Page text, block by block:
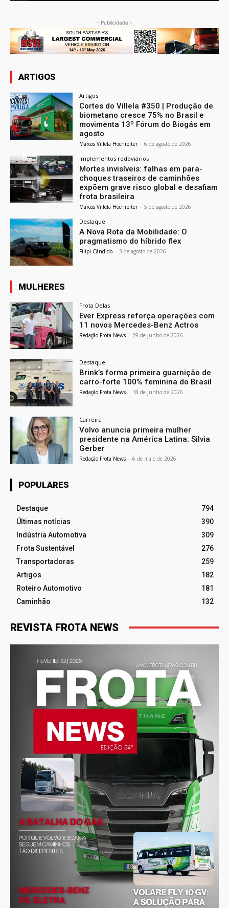
- Publicidade -
ARTIGOS
Artigos
Cortes do Villela #350 | Produção de
biometano cresce 75% no Brasil e
movimenta 13º Fórum do Biogás em
agosto
Marcos Villela Hochreiter - 6 de agosto de 2026
Implementos rodoviários
Mortes invisíveis: falhas em para-
choques traseiros de caminhões
expõem grave risco global e desafiam
frota brasileira
Marcos Villela Hochreiter - 5 de agosto de 2026
Destaque
A Nova Rota da Mobilidade: O
pragmatismo do híbrido flex
Filipi Cândido - 3 de agosto de 2026
MULHERES
Frota Delas
Ever Express reforça operações com
11 novos Mercedes-Benz Actros
Redação Frota News - 29 de junho de 2026
Destaque
Brink’s forma primeira guarnição de
carro-forte 100% feminina do Brasil
Redação Frota News - 18 de junho de 2026
Carreira
Volvo anuncia primeira mulher
presidente na América Latina: Silvia
Gerber
Redação Frota News - 6 de maio de 2026
POPULARES
Destaque
794
Últimas notícias
390
Indústria Automotiva
309
Frota Sustentável
276
Transportadoras
259
Artigos
182
Roteiro Automotivo
181
Caminhão
132
REVISTA FROTA NEWS